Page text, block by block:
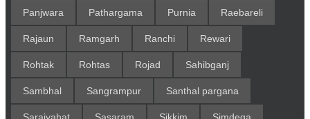
Panjwara Pathargama Purnia Raebareli
Rajaun Ramgarh Ranchi Rewari
Rohtak Rohtas Rojad Sahibganj
Sambhal Sangrampur Santhal pargana